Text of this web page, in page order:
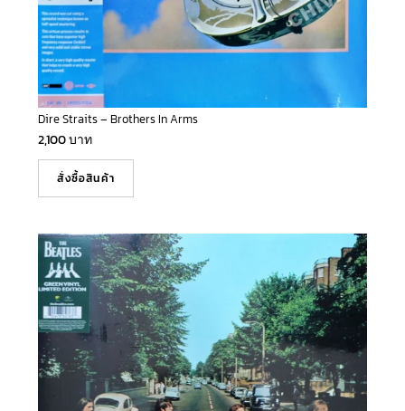
Dire Straits – Brothers In Arms
2,100บาท
สั่งซื้อสินค้า